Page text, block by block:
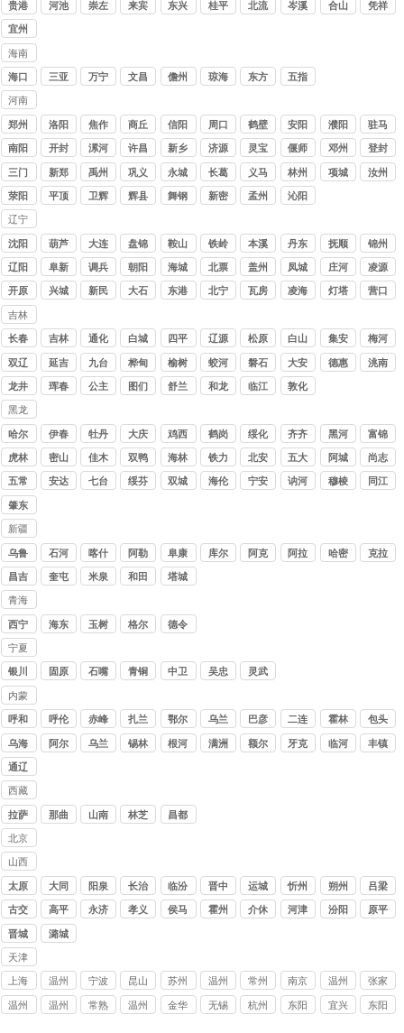
贵港 河池 崇左 来宾 东兴 桂平 北流 岑溪 合山 凭祥
宜州
海南
讨债
公司
海口 三亚 万宁 文昌 儋州 琼海 东方
五指
河南
讨债
公司
郑州 洛阳 焦作 商丘 信阳 周口 鹤壁 安阳 濮阳
驻马
店
南阳 开封 漯河 许昌 新乡 济源 灵宝 偃师 邓州 登封
三门
峡
新郑 禹州 巩义 永城 长葛 义马 林州 项城 汝州
荥阳
平顶
卫辉 辉县 舞钢 新密 孟州 沁阳
辽宁
讨债
公司
沈阳
葫芦
岛
大连 盘锦 鞍山 铁岭 本溪 丹东 抚顺 锦州
辽阳 阜新
调兵
山
朝阳 海城 北票 盖州 凤城 庄河 凌源
开原 兴城 新民
大石
东港 北宁
瓦房
凌海 灯塔 营口
吉林
讨债
公司
长春 吉林 通化 白城 四平 辽源 松原 白山 集安
梅河
口
双辽 延吉 九台 桦甸 榆树 蛟河 磐石 大安 德惠 洮南
龙井 珲春
公主
图们 舒兰 和龙 临江 敦化
黑龙
江讨
债公
司
哈尔
滨
伊春
牡丹
江
大庆 鸡西 鹤岗 绥化
齐齐
哈尔
黑河 富锦
虎林 密山
佳木
斯
双鸭
山
海林 铁力 北安
五大
连池
阿城 尚志
五常 安达
七台
绥芬
双城 海伦 宁安 讷河 穆棱 同江
肇东
新疆
讨债
公司
乌鲁
木齐
石河
子
喀什
阿勒
泰
阜康
库尔
阿克
阿拉
哈密
克拉
昌吉 奎屯 米泉 和田 塔城
青海
讨债
公司
西宁 海东 玉树
格尔
德令
宁夏
讨债
公司
银川 固原
石嘴
青铜
中卫 吴忠 灵武
内蒙
古讨
债公
司
呼和
浩特
呼伦
贝尔
赤峰
扎兰
屯
鄂尔
多斯
乌兰
察布
巴彦
淖尔
二连
浩特
霍林
郭勒
包头
乌海
阿尔
乌兰
锡林
根河
满洲
额尔
牙克
临河 丰镇
通辽
西藏
讨债
公司
拉萨 那曲 山南 林芝 昌都
北京
讨债
公司
山西
讨债
公司
太原 大同 阳泉 长治 临汾 晋中 运城 忻州 朔州 吕梁
古交 高平 永济 孝义 侯马 霍州 介休 河津 汾阳 原平
晋城 潞城
天津
讨债
公司
上海
讨债
温州
泰顺
宁波
讨债
昆山
讨债
苏州
讨债
温州
文成
常州
讨债
南京
讨债
温州
苍南
张家
港讨
温州
温州
常熟
温州
金华
无锡
杭州
东阳
宜兴
东阳